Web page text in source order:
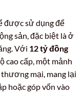
được sử dụng để
sản, đặc biệt là ở
Với 12 tỷ đồng
cao cấp, một mảnh
mại, mang lại
hoặc góp vốn vào